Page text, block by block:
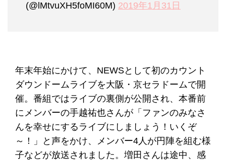
(@lMtvuXH5foMI60M) 2019年1月31日
年末年始にかけて、NEWSとして初のカウント
ダウンドームライブを大阪・京セラドームで開
催。番組ではライブの裏側が公開され、本番前
にメンバーの手越祐也さんが「ファンのみなさ
んを幸せにするライブにしましょう！いくぞ
～！」と声をかけ、メンバー4人が円陣を組む様
子などが放送されました。増田さんは途中、感